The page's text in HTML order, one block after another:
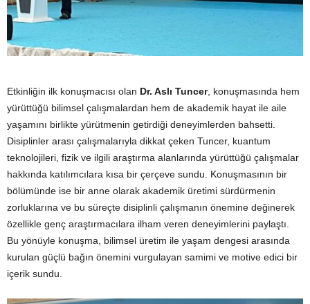
Etkinliğin ilk konuşmacısı olan Dr. Aslı Tuncer, konuşmasında hem
yürüttüğü bilimsel çalışmalardan hem de akademik hayat ile aile
yaşamını birlikte yürütmenin getirdiği deneyimlerden bahsetti.
Disiplinler arası çalışmalarıyla dikkat çeken Tuncer, kuantum
teknolojileri, fizik ve ilgili araştırma alanlarında yürüttüğü çalışmalar
hakkında katılımcılara kısa bir çerçeve sundu. Konuşmasının bir
bölümünde ise bir anne olarak akademik üretimi sürdürmenin
zorluklarına ve bu süreçte disiplinli çalışmanın önemine değinerek
özellikle genç araştırmacılara ilham veren deneyimlerini paylaştı.
Bu yönüyle konuşma, bilimsel üretim ile yaşam dengesi arasında
kurulan güçlü bağın önemini vurgulayan samimi ve motive edici bir
içerik sundu.